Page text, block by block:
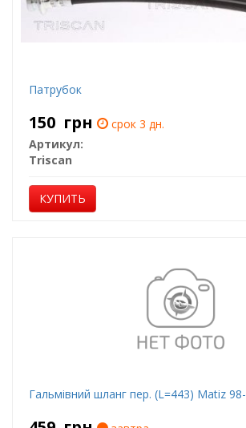
Патрубок
150 грн
срок 3 дн.
Артикул:
Triscan
КУПИТЬ
Гальмівний шланг пер. (L=443) Matiz 98-